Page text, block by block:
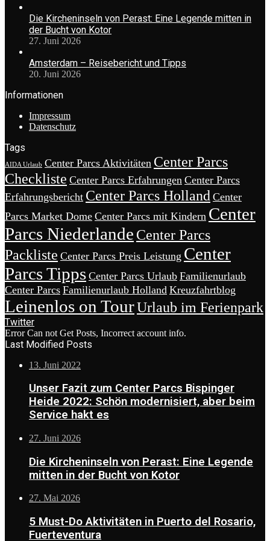
Die Kircheninseln von Perast: Eine Legende mitten in
der Bucht von Kotor
27. Juni 2026
Amsterdam – Reisebericht und Tipps
20. Juni 2026
Informationen
Impressum
Datenschutz
Tags
AIDA Urlaub Center Parcs Aktivitäten Center Parcs
Checkliste Center Parcs Erfahrungen Center Parcs
Erfahrungsbericht Center Parcs Holland Center
Parcs Market Dome Center Parcs mit Kindern Center
Parcs Niederlande Center Parcs
Packliste Center Parcs Preis Leistung Center
Parcs Tipps Center Parcs Urlaub Familienurlaub
Center Parcs Familienurlaub Holland Kreuzfahrtblog
Leinenlos on TourUrlaub im Ferienpark
Twitter
Error Can not Get Posts, Incorrect account info.
Last Modified Posts
13. Juni 2022
Unser Fazit zum Center Parcs Bispinger
Heide 2022: Schön modernisiert, aber beim
Service hakt es
27. Juni 2026
Die Kircheninseln von Perast: Eine Legende
mitten in der Bucht von Kotor
27. Mai 2026
5 Must-Do Aktivitäten in Puerto del Rosario,
Fuerteventura